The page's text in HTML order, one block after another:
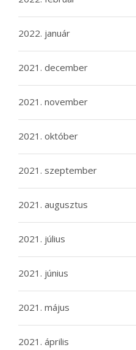
2022. január
2021. december
2021. november
2021. október
2021. szeptember
2021. augusztus
2021. július
2021. június
2021. május
2021. április